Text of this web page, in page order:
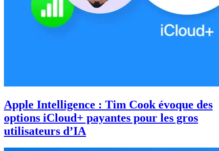
Apple Intelligence : Tim Cook évoque des
options iCloud+ payantes pour les gros
utilisateurs d’IA